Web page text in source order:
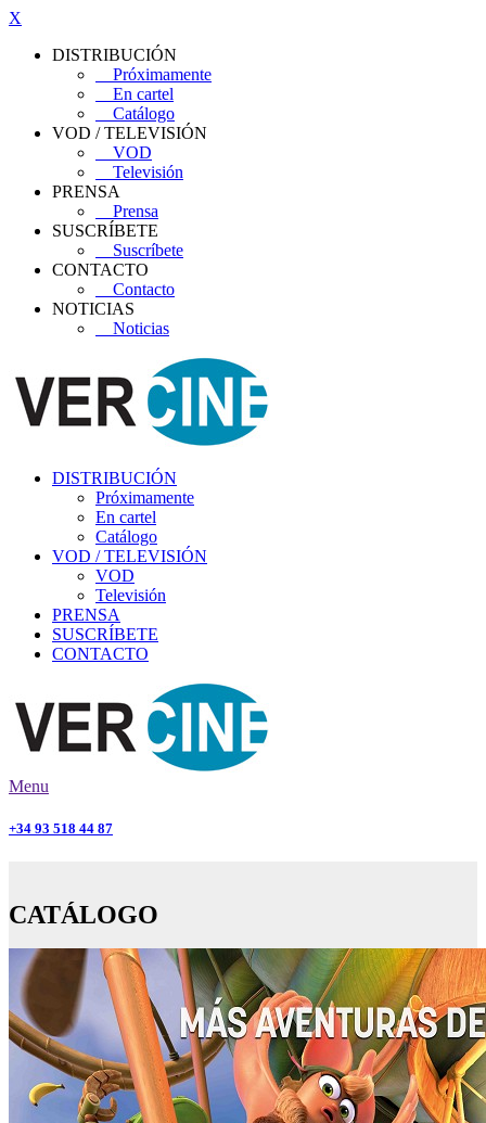
X
DISTRIBUCIÓN
Próximamente
En cartel
Catálogo
VOD / TELEVISIÓN
VOD
Televisión
PRENSA
Prensa
SUSCRÍBETE
Suscríbete
CONTACTO
Contacto
NOTICIAS
Noticias
DISTRIBUCIÓN
Próximamente
En cartel
Catálogo
VOD / TELEVISIÓN
VOD
Televisión
PRENSA
SUSCRÍBETE
CONTACTO
Menu
+34 93 518 44 87
CATÁLOGO